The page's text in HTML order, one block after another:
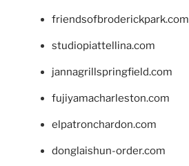
friendsofbroderickpark.com
studiopiattellina.com
jannagrillspringfield.com
fujiyamacharleston.com
elpatronchardon.com
donglaishun-order.com